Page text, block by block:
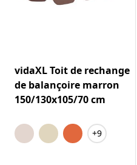
vidaXL Toit de rechange
de balançoire marron
150/130x105/70 cm
+9